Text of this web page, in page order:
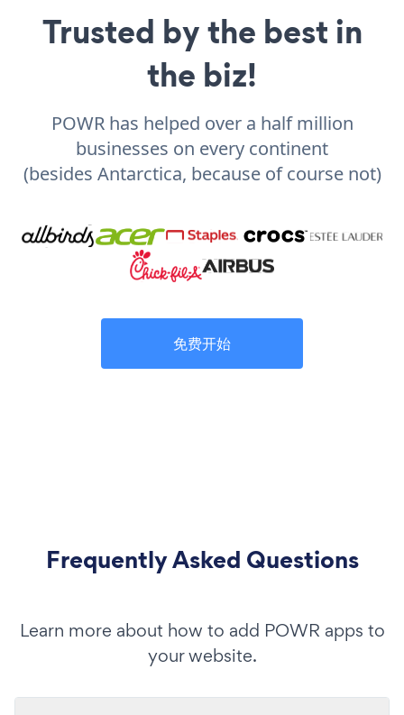
Trusted by the best in
the biz!
POWR has helped over a half million
businesses on every continent
(besides Antarctica, because of course not)
免费开始
Frequently Asked Questions
Learn more about how to add POWR apps to
your website.